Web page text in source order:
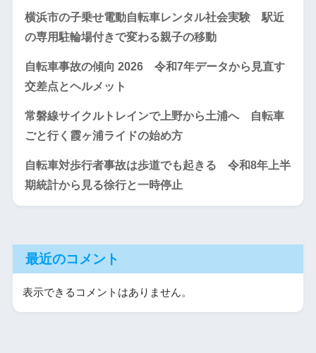
横浜市の子乗せ電動自転車レンタル社会実験 駅近
の専用駐輪場付きで変わる親子の移動
自転車事故の傾向 2026 令和7年データから見直す
交差点とヘルメット
常磐線サイクルトレインで上野から土浦へ 自転車
ごと行く霞ヶ浦ライドの始め方
自転車対歩行者事故は歩道でも起きる 令和8年上半
期統計から見る徐行と一時停止
最近のコメント
表示できるコメントはありません。